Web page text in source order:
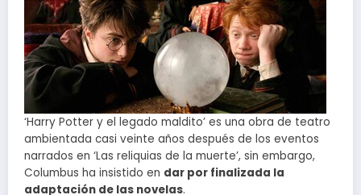
‘Harry Potter y el legado maldito’ es una obra de teatro
ambientada casi veinte años después de los eventos
narrados en ‘Las reliquias de la muerte’, sin embargo,
Columbus ha insistido en dar por finalizada la
adaptación de las novelas.